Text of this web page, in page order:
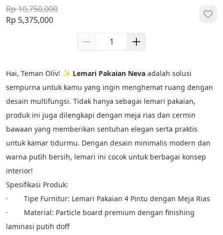
Rp 10,750,000
Rp 5,375,000
Hai, Teman Oliv! ✨ Lemari Pakaian Neva adalah solusi
sempurna untuk kamu yang ingin menghemat ruang dengan
desain multifungsi. Tidak hanya sebagai lemari pakaian,
produk ini juga dilengkapi dengan meja rias dan cermin
bawaan yang memberikan sentuhan elegan serta praktis
untuk kamar tidurmu. Dengan desain minimalis modern dan
warna putih bersih, lemari ini cocok untuk berbagai konsep
interior!
Spesifikasi Produk:
·        Tipe Furnitur: Lemari Pakaian 4 Pintu dengan Meja Rias
·        Material: Particle board premium dengan finishing
laminasi putih doff